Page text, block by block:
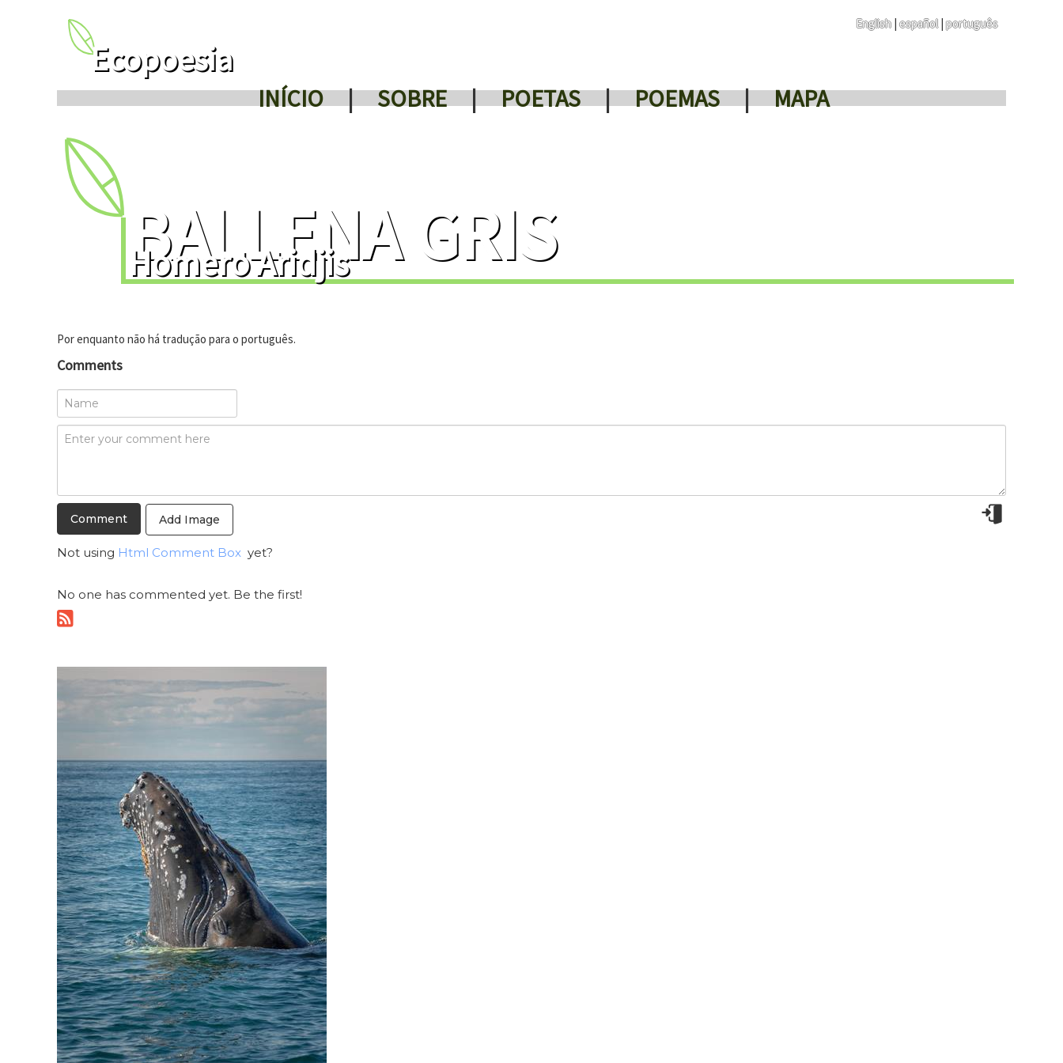
English | español |português
Ecopoesia
INÍCIO | SOBRE | POETAS | POEMAS | MAPA
BALLENA GRIS
Homero Aridjis
Por enquanto não há tradução para o português.
Comments
Add Image
Not using Html Comment Box yet?
No one has commented yet. Be the first!